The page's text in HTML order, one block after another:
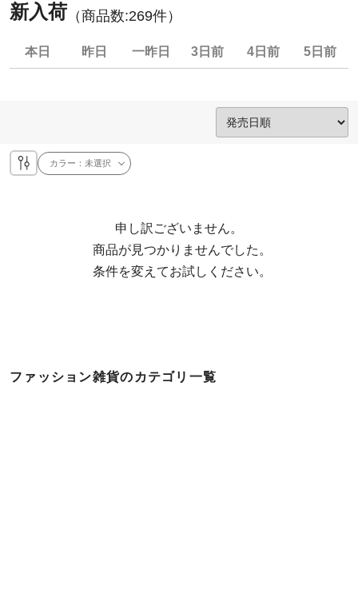
新入荷 （商品数:269件）
本日 昨日 一昨日 3日前 4日前 5日前
カラー：未選択
申し訳ございません。
  条件を変えてお試しください。
ファッション雑貨のカテゴリ一覧